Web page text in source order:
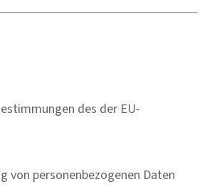
des der EU-
von personenbezogenen Daten